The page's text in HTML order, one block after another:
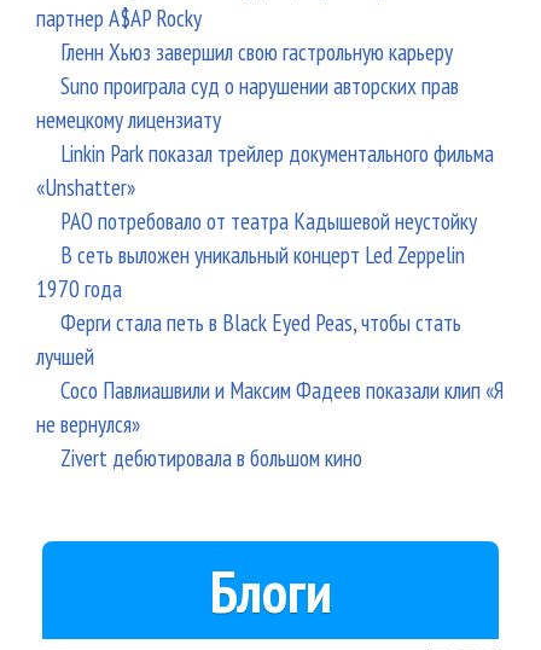
партнер A$AP Rocky
Гленн Хьюз завершил свою гастрольную карьеру
Suno проиграла суд о нарушении авторских прав
немецкому лицензиату
Linkin Park показал трейлер документального фильма
«Unshatter»
РАО потребовало от театра Кадышевой неустойку
В сеть выложен уникальный концерт Led Zeppelin
1970 года
Ферги стала петь в Black Eyed Peas, чтобы стать
лучшей
Сосо Павлиашвили и Максим Фадеев показали клип «Я
не вернулся»
Zivert дебютировала в большом кино
Блоги